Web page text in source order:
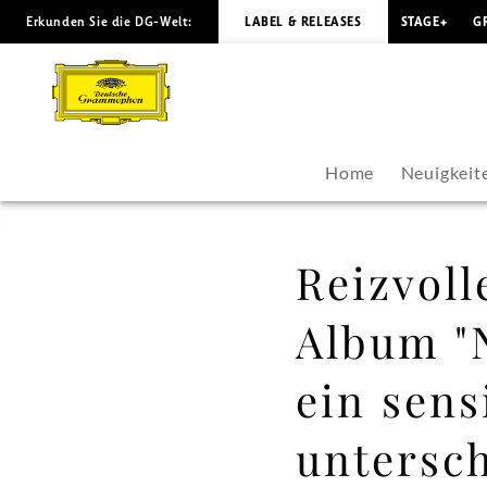
Reizvolle
Schattenspiele
Auf
Erkunden Sie die DG-Welt: LABEL & RELEASES STAGE+
Home
Album
ein